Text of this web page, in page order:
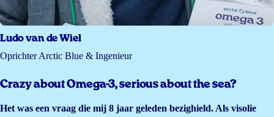
Ludo van de Wiel
Oprichter Arctic Blue & Ingenieur
Crazy about Omega-3, serious about the sea?
Het was een vraag die mij 8 jaar geleden bezighield. Als visolie